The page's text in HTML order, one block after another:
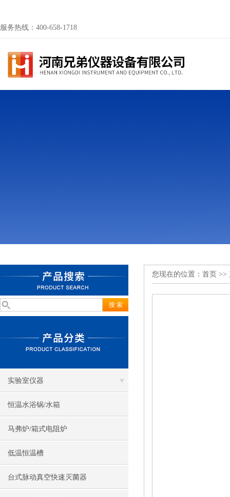
服务热线：400-658-1718
实验室仪器
恒温水浴锅/水箱
马弗炉/箱式电阻炉
低温恒温槽
台式脉动真空快速灭菌器
您现在的位置： 首页 >>